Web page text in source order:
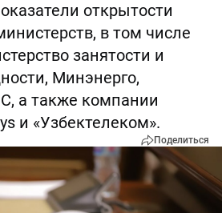
открытости
в том числе
занятости и
Минэнерго,
а также компании
и «Узбектелеком».
Поделиться